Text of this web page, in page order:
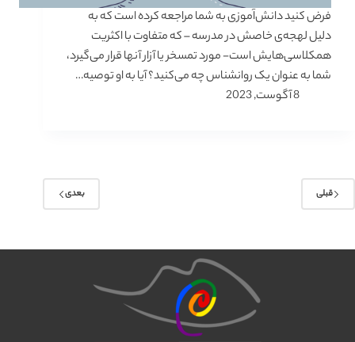
فرض کنید دانش‌ا‌ٓموزی به شما مراجعه کرده است که به
دلیل لهجه‌ی خاصش در مدرسه – که متفاوت با اکثریت
همکلاسی‌هایش است- مورد تمسخر یا آزار آنها قرار می‌گیرد،
شما به عنوان یک روانشناس چه می‌کنید؟ آیا به او توصیه…
8 آگوست, 2023
قبلی بعدی